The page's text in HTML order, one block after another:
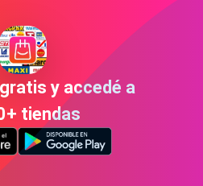
y accedé a
tiendas